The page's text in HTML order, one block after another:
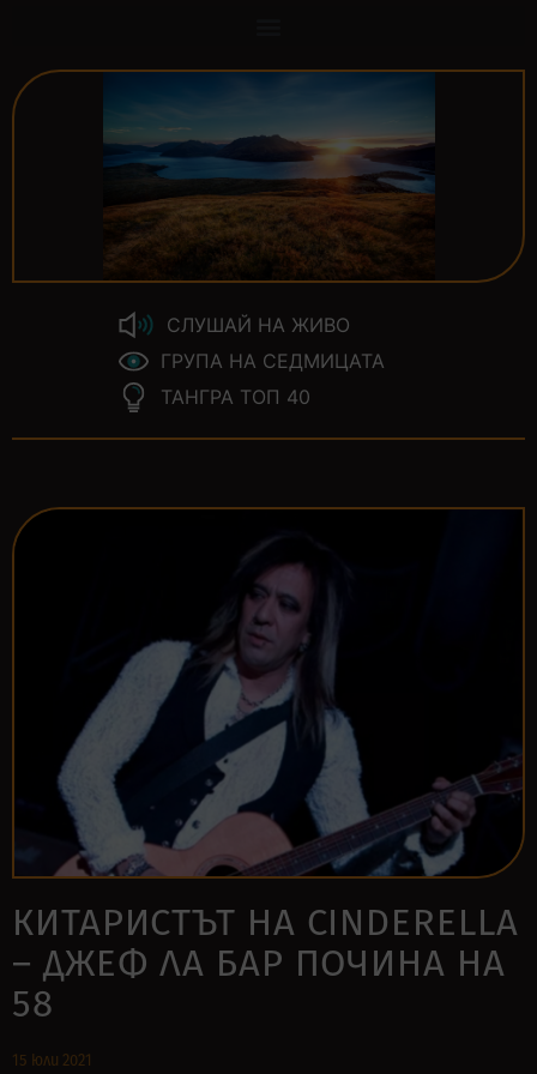
СЛУШАЙ НА ЖИВО
ГРУПА НА СЕДМИЦАТА
ТАНГРА ТОП 40
КИТАРИСТЪТ НА CINDERELLA
– ДЖЕФ ЛА БАР ПОЧИНА НА
58
15 юли 2021